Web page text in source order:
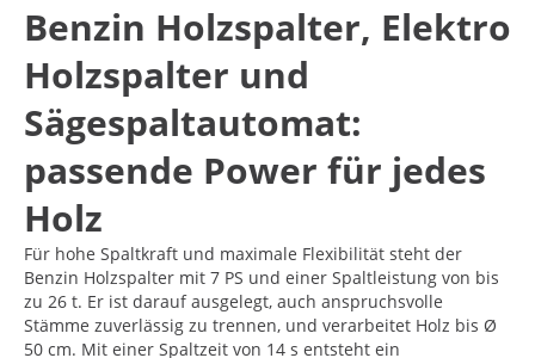
Benzin Holzspalter, Elektro
Holzspalter und
Sägespaltautomat:
passende Power für jedes
Holz
Für hohe Spaltkraft und maximale Flexibilität steht der
Benzin Holzspalter mit 7 PS und einer Spaltleistung von bis
zu 26 t. Er ist darauf ausgelegt, auch anspruchsvolle
Stämme zuverlässig zu trennen, und verarbeitet Holz bis Ø
50 cm. Mit einer Spaltzeit von 14 s entsteht ein